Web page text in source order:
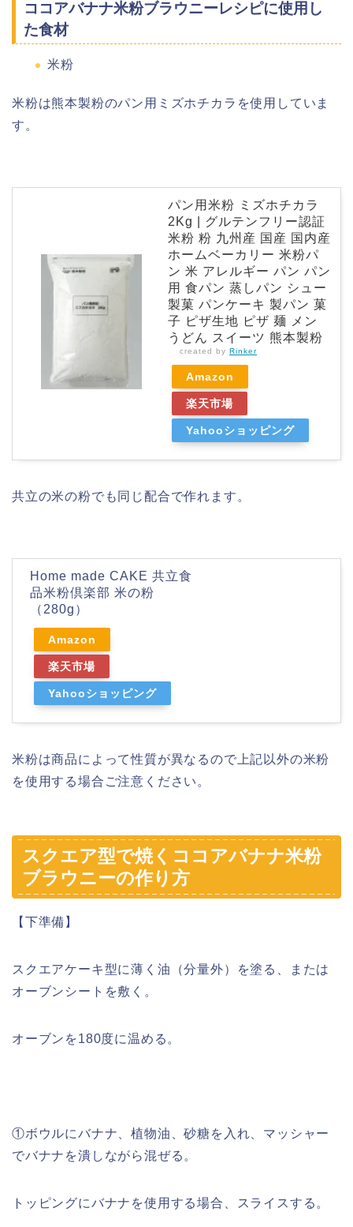
ココアバナナ米粉ブラウニーレシピに使用し
た食材
米粉
米粉は熊本製粉のパン用ミズホチカラを使用していま
す。
パン用米粉 ミズホチカラ
2Kg | グルテンフリー認証
米粉 粉 九州産 国産 国内産
ホームベーカリー 米粉パ
ン 米 アレルギー パン パン
用 食パン 蒸しパン シュー
製菓 パンケーキ 製パン 菓
子 ピザ生地 ピザ 麺 メン
うどん スイーツ 熊本製粉
created by Rinker
Amazon
楽天市場
Yahooショッピング
共立の米の粉でも同じ配合で作れます。
Home made CAKE 共立食
品米粉倶楽部 米の粉
（280g）
Amazon
楽天市場
Yahooショッピング
米粉は商品によって性質が異なるので上記以外の米粉
を使用する場合ご注意ください。
スクエア型で焼くココアバナナ米粉
ブラウニーの作り方
【下準備】
スクエアケーキ型に薄く油（分量外）を塗る、または
オーブンシートを敷く。
オーブンを180度に温める。
①ボウルにバナナ、植物油、砂糖を入れ、マッシャー
でバナナを潰しながら混ぜる。
トッピングにバナナを使用する場合、スライスする。